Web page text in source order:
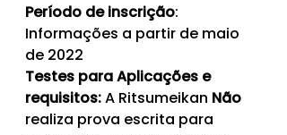
Período de inscrição:
Informações a partir de maio
de 2022
Testes para Aplicações e
requisitos: A Ritsumeikan Não
realiza prova escrita para